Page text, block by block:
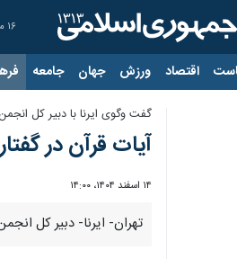
۱۶ مرداد ۱۴۰۵
اقتصاد ورزش جهان جامعه
گفت وگوی ایرنا با دبیر کل
آیات قرآن در
۱۴ اسفند ۱۴۰۴، ۱۴:۰۰
تهران- ایرنا- دبیر کل